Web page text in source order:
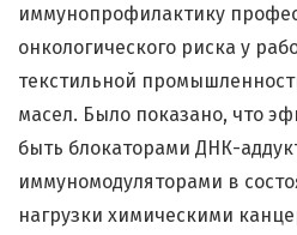
иммунопрофилактику
онкологического риска у
текстильной
масел. Было показано, что
быть блокаторами ДНК-
иммуномодуляторами в
нагрузки химическими